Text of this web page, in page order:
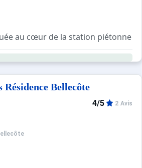
au cœur de la station piétonne
pour 5 personnes équipés avec
extérieure chauffée, au
commerces, de bars, de
Bellecôte
4/5 2 Avis